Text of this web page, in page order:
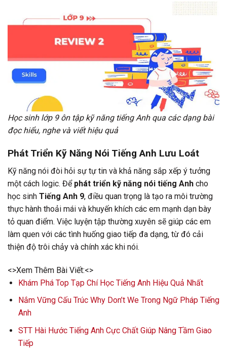
Học sinh lớp 9 ôn tập kỹ năng tiếng Anh qua các dạng bài
đọc hiểu, nghe và viết hiệu quả
Phát Triển Kỹ Năng Nói Tiếng Anh Lưu Loát
Kỹ năng nói đòi hỏi sự tự tin và khả năng sắp xếp ý tưởng
một cách logic. Để phát triển kỹ năng nói tiếng Anh cho
học sinh Tiếng Anh 9, điều quan trọng là tạo ra môi trường
thực hành thoải mái và khuyến khích các em mạnh dạn bày
tỏ quan điểm. Việc luyện tập thường xuyên sẽ giúp các em
làm quen với các tình huống giao tiếp đa dạng, từ đó cải
thiện độ trôi chảy và chính xác khi nói.
<>Xem Thêm Bài Viết:<>
Khám Phá Top Tạp Chí Học Tiếng Anh Hiệu Quả Nhất
Nắm Vững Cấu Trúc Why Don’t We Trong Ngữ Pháp Tiếng
Anh
STT Hài Hước Tiếng Anh Cực Chất Giúp Nâng Tầm Giao
Tiếp